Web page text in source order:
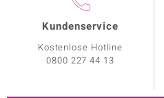
Kundenservice
Kostenlose Hotline
0800 227 44 13